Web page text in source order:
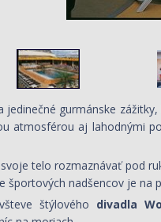
jedinečné gurmánske
atmosférou aj lahodnými
telo rozmaznávať pod
športových nadšencov je na
štýlového divadla